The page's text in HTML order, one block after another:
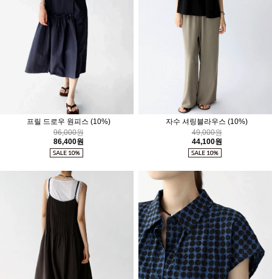
프릴 드로우 원피스 (10%)
96,000원
86,400원
자수 셔링블라우스 (10%)
49,000원
44,100원